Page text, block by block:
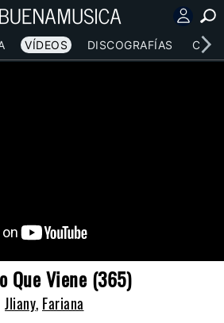
VÍDEOS DISCOGRAFÍAS
Que Viene (365)
Jliany, Fariana